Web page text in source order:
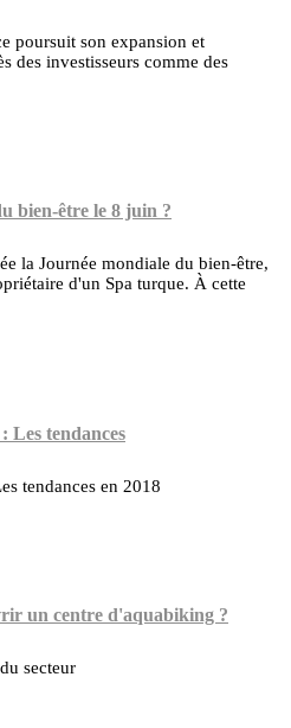
poursuit son expansion et
des investisseurs comme des
bien-être le 8 juin ?
la Journée mondiale du bien-être,
d'un Spa turque. À cette
Les tendances
tendances en 2018
un centre d'aquabiking ?
secteur